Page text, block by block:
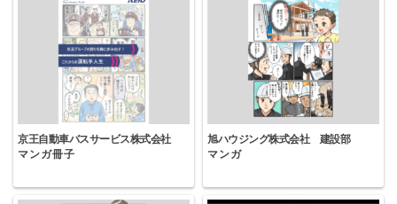
京王自動車バスサービス株式会社
マンガ冊子
旭ハウジング株式会社 建設部
マンガ